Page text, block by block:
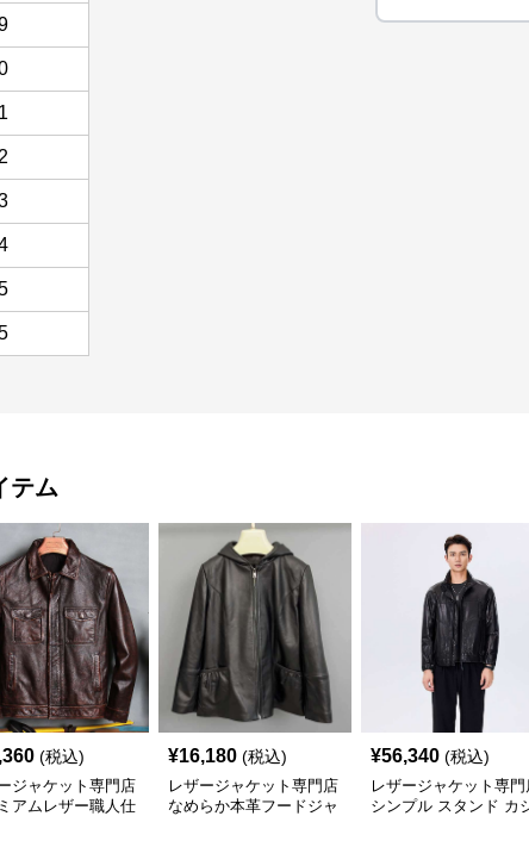
テム
(税込)
ジャケット専門店
アムレザー職人仕
¥16,180 (税込)
レザージャケット専門店
なめらか本革フードジャ
¥56,340 (税込)
レザージャケット専門
シンプル スタンド カ